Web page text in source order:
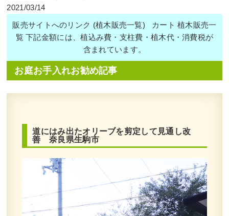
2021/03/14
販売サイトへのリンク (植木販売一覧) カート 植木販売一
覧 下記金額には、植込み費・支柱費・植木代・消費税が
含まれています。
お庭お手入れお勧め記事
道にはみ出たオリーブを剪定して見通し改
善 奈良県生駒市